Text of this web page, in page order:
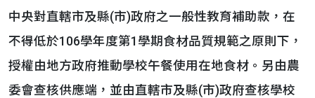
中央對直轄市及縣(市)政府之一般性教育補助款，在
不得低於106學年度第1學期食材品質規範之原則下，
授權由地方政府推動學校午餐使用在地食材。另由農
委會查核供應端，並由直轄市及縣(市)政府查核學校